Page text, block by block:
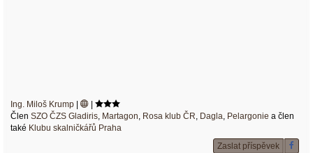
Ing. Miloš Krump
Člen SZO ČZS Gladiris, Martagon, Rosa klub ČR, Dagla, Pelargonie a člen
také Klubu skalničkářů Praha
Zaslat příspěvek